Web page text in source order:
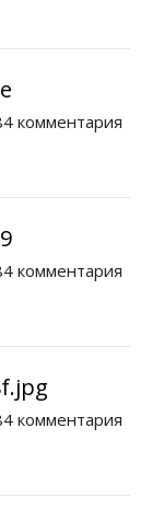
комментария
комментария
комментария